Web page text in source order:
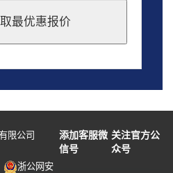
最优惠报价
限公司
添加客服微
信号
关注官方公
众号
浙公网安